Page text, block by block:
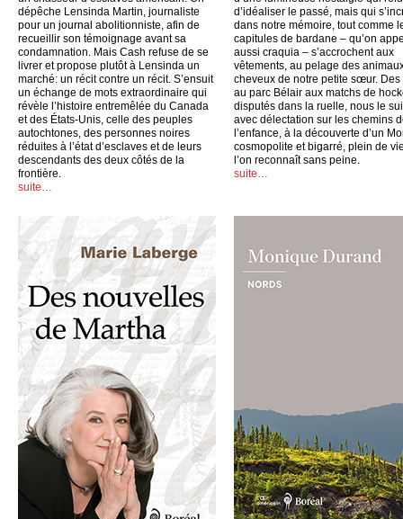
dépêche Lensinda Martin, journaliste
pour un journal abolitionniste, afin de
recueillir son témoignage avant sa
condamnation. Mais Cash refuse de se
livrer et propose plutôt à Lensinda un
marché: un récit contre un récit. S’ensuit
un échange de mots extraordinaire qui
révèle l’histoire entremêlée du Canada
et des États-Unis, celle des peuples
autochtones, des personnes noires
réduites à l’état d’esclaves et de leurs
descendants des deux côtés de la
frontière.
suite…
d’idéaliser le passé, mais qui
dans notre mémoire, tout comme
capitules de bardane – qu’on
aussi craquia – s’accrochent aux
vêtements, au pelage des
cheveux de notre petite sœur. Des
au parc Bélair aux matchs de
disputés dans la ruelle, nous le
avec délectation sur les chemins
l’enfance, à la découverte d’un
cosmopolite et bigarré, plein de
l’on reconnaît sans peine.
suite…